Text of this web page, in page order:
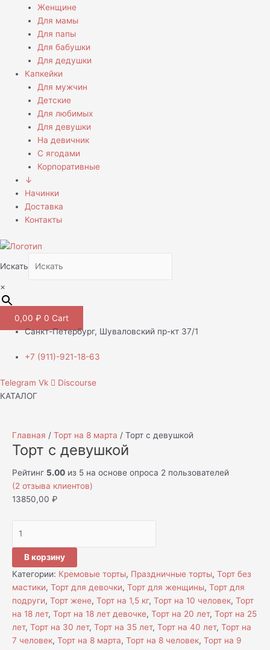
Женщине
Для мамы
Для папы
Для бабушки
Для дедушки
Капкейки
Для мужчин
Детские
Для любимых
Для девушки
На девичник
С ягодами
Корпоративные
↓
Начинки
Доставка
Контакты
Искать
×
0,00 ₽ 0 Cart
Санкт-Петербург, Шуваловский пр-кт 37/1
+7 (911)-921-18-63
Telegram Vk
Discourse
КАТАЛОГ
Главная / Торт на 8 марта / Торт с девушкой
Торт с девушкой
Рейтинг 5.00 из 5 на основе опроса 2 пользователей
(2 отзыва клиентов)
13850,00 ₽
В корзину
Категории: Кремовые торты, Праздничные торты, Торт без
мастики, Торт для девочки, Торт для женщины, Торт для
подруги, Торт жене, Торт на 1,5 кг, Торт на 10 человек, Торт
на 18 лет, Торт на 18 лет девочке, Торт на 20 лет, Торт на 25
лет, Торт на 30 лет, Торт на 35 лет, Торт на 40 лет, Торт на
7 человек, Торт на 8 марта, Торт на 8 человек, Торт на 9